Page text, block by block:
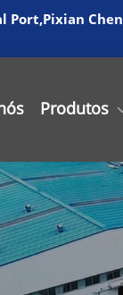
Port,Pixian
Produtos